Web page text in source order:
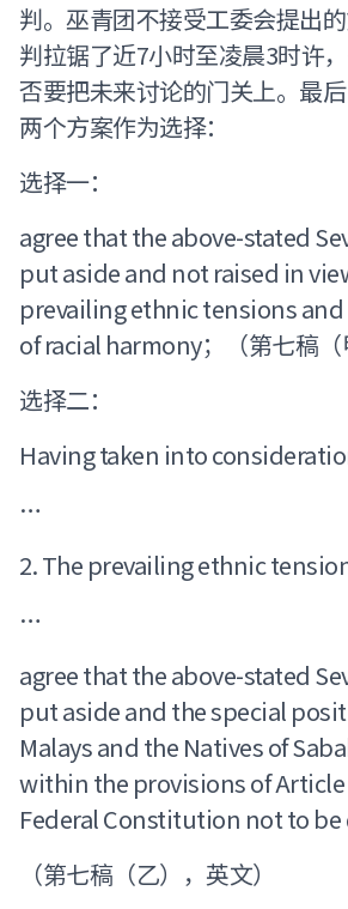
判。巫青团不接受工委会提出
判拉锯了近7小时至凌晨3时许
否要把未来讨论的门关上。最
两个方案作为选择：
选择一：
agree that the above-stated
put aside and not raised in
prevailing ethnic tensions
of racial harmony；（第七稿（
选择二：
Having taken into
…
2. The prevailing ethnic
…
agree that the above-stated
put aside and the special
Malays and the Natives of
within the provisions of Article
Federal Constitution not to
（第七稿（乙），英文）